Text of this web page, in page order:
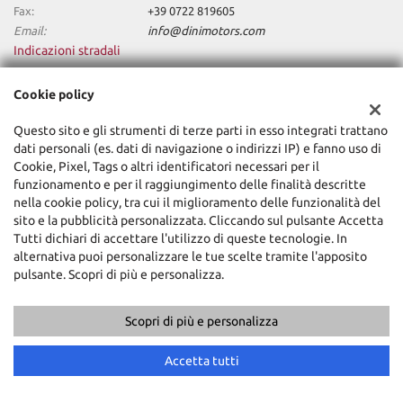
Fax:
+39 0722 819605
Email:
info@dinimotors.com
Indicazioni stradali
Dini Motors Srl
Via Nazionale Sud, 5, Sant'Angelo in Vado (PU)
C.F/P.IVA: 02318740418
Registro delle imprese: PU
Copyright © 2026 GestionaleAuto.com S.r.l., Tutti i diritti riservati -
Leggi l'informativa sulla privacy-Cookie Policy
GestionaleAuto.com
Cookie policy
Questo sito e gli strumenti di terze parti in esso integrati trattano
dati personali (es. dati di navigazione o indirizzi IP) e fanno uso di
Cookie, Pixel, Tags o altri identificatori necessari per il
funzionamento e per il raggiungimento delle finalità descritte
nella cookie policy, tra cui il miglioramento delle funzionalità del
sito e la pubblicità personalizzata. Cliccando sul pulsante Accetta
Tutti dichiari di accettare l'utilizzo di queste tecnologie. In
alternativa puoi personalizzare le tue scelte tramite l'apposito
pulsante. Scopri di più e personalizza.
Scopri di più e personalizza
Accetta tutti